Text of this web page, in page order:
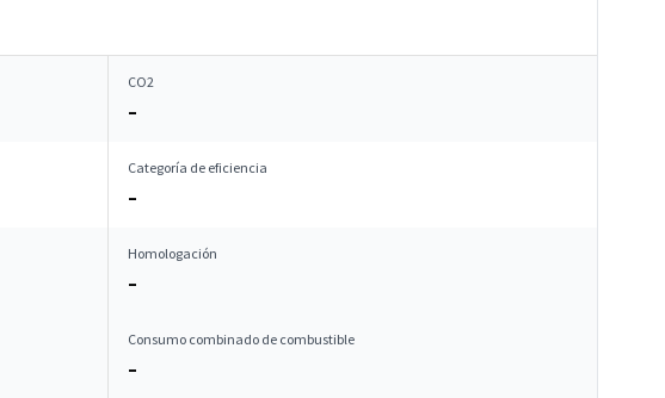
CO2
–
Categoría de eficiencia
–
Homologación
–
Consumo combinado de combustible
–